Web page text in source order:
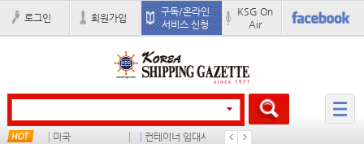
로그인 회원가입
구독/온라인
서비스 신청
KSG On
Air
미국 컨테이너 임대사 ������